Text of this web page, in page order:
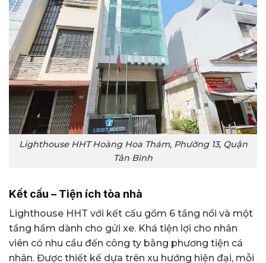
Lighthouse HHT Hoàng Hoa Thám, Phường 13, Quận
Tân Bình
Kết cấu – Tiện ích tòa nhà
Lighthouse HHT với kết cấu gồm 6 tầng nổi và một
tầng hầm dành cho gửi xe. Khá tiện lợi cho nhân
viên có nhu cầu đến công ty bằng phương tiện cá
nhân. Được thiết kế dựa trên xu hướng hiện đại, mỗi